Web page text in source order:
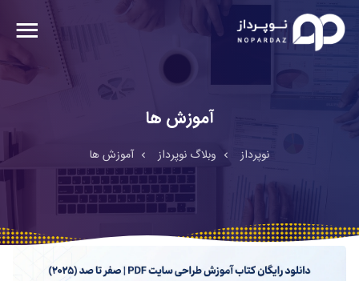
آموزش ها
نوپرداز وبلاگ نوپرداز آموزش ها